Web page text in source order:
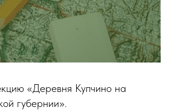
«Деревня Купчино на
губернии».